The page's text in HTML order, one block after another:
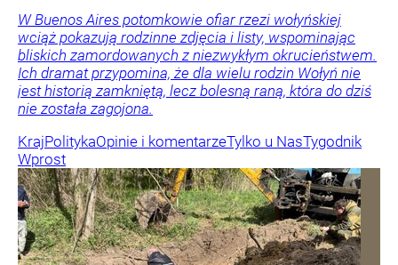
W Buenos Aires potomkowie ofiar rzezi wołyńskiej
wciąż pokazują rodzinne zdjęcia i listy, wspominając
bliskich zamordowanych z niezwykłym okrucieństwem.
Ich dramat przypomina, że dla wielu rodzin Wołyń nie
jest historią zamkniętą, lecz bolesną raną, która do dziś
nie została zagojona.
KrajPolitykaOpinie i komentarzeTylko u NasTygodnik
Wprost